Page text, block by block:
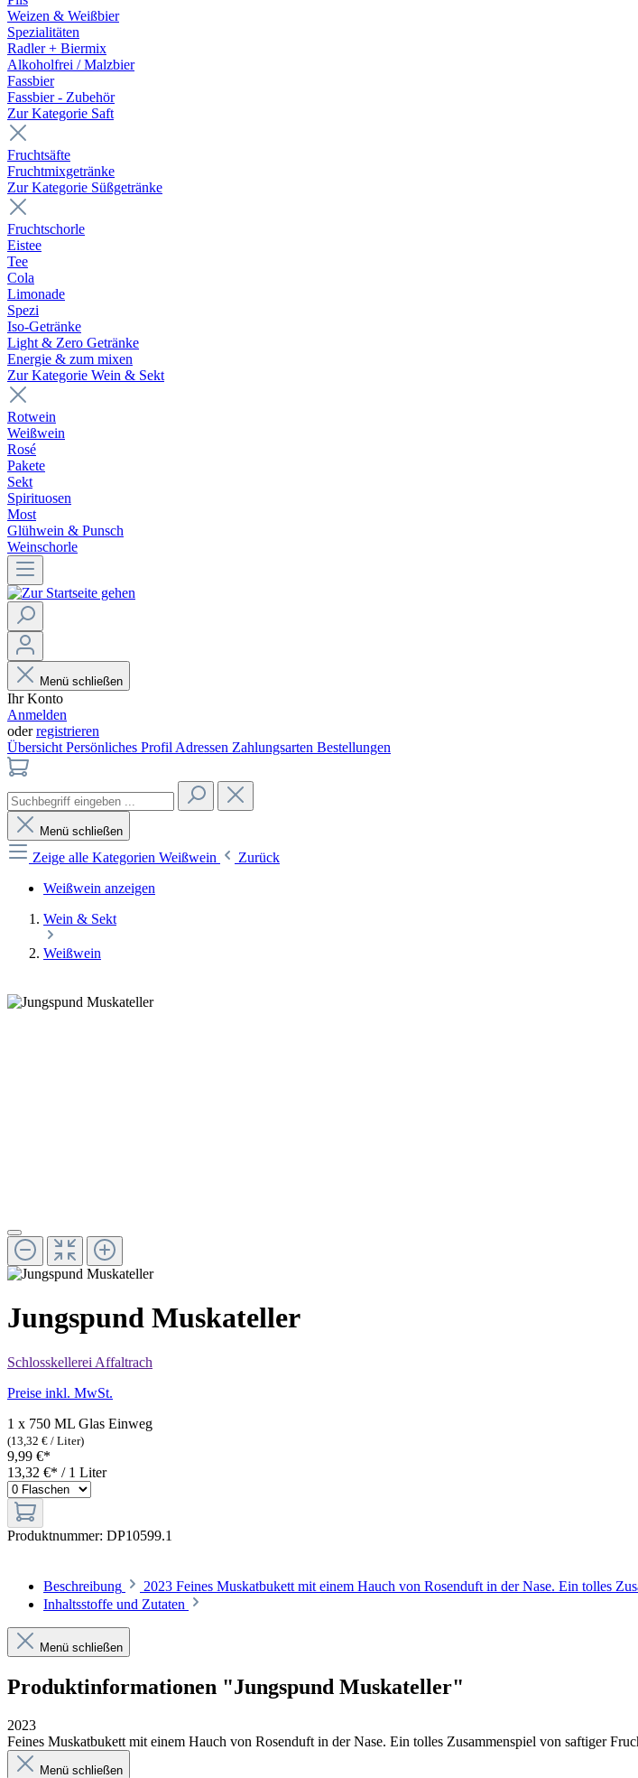
Weizen & Weißbier
Spezialitäten
Radler + Biermix
Alkoholfrei / Malzbier
Fassbier
Fassbier - Zubehör
Zur Kategorie Saft
Fruchtsäfte
Fruchtmixgetränke
Zur Kategorie Süßgetränke
Fruchtschorle
Eistee
Tee
Cola
Limonade
Spezi
Iso-Getränke
Light & Zero Getränke
Energie & zum mixen
Zur Kategorie Wein & Sekt
Rotwein
Weißwein
Rosé
Pakete
Sekt
Spirituosen
Most
Glühwein & Punsch
Weinschorle
Menü schließen
Ihr Konto
Anmelden
oderregistrieren
Übersicht Persönliches Profil Adressen Zahlungsarten Bestellungen
Menü schließen
Zeige alle Kategorien Weißwein
Zurück
Weißwein anzeigen
Wein & Sekt
Weißwein
Jungspund Muskateller
Schlosskellerei Affaltrach
Preise inkl. MwSt.
1 x 750 ML Glas Einweg
(13,32 € / Liter)
9,99 €*
13,32 €* / 1 Liter
Produktnummer: DP10599.1
Beschreibung 2023 Feines Muskatbukett mit einem Hauch von Rosenduft in der Nase. Ein tolles
Inhaltsstoffe und Zutaten
Menü schließen
Produktinformationen "Jungspund Muskateller"
2023
Feines Muskatbukett mit einem Hauch von Rosenduft in der Nase. Ein tolles Zusammenspiel von saftiger
Menü schließen